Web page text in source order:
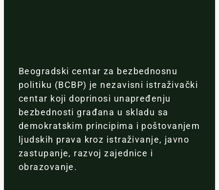
Beogradski centar za bezbednosnu
politiku (BCBP) je nezavisni istraživački
centar koji doprinosi unapređenju
bezbednosti građana u skladu sa
demokratskim principima i poštovanjem
ljudskih prava kroz istraživanje, javno
zastupanje, razvoj zajednice i
obrazovanje.